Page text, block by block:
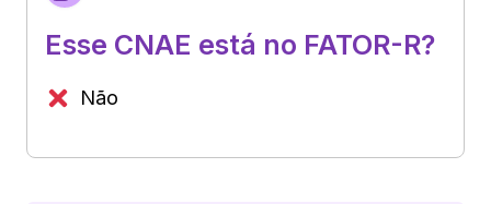
Esse CNAE está no FATOR-R?
Não